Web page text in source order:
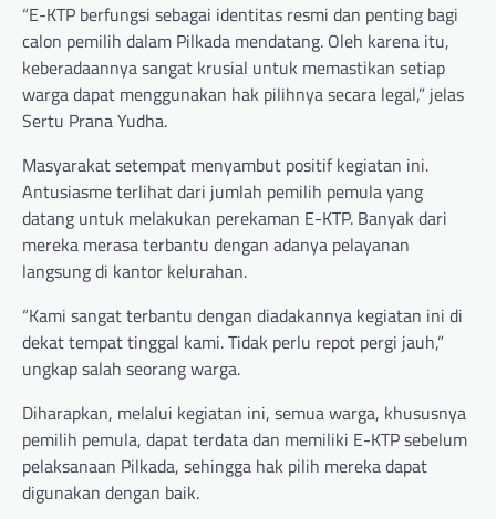
“E-KTP berfungsi sebagai identitas resmi dan penting bagi
calon pemilih dalam Pilkada mendatang. Oleh karena itu,
keberadaannya sangat krusial untuk memastikan setiap
warga dapat menggunakan hak pilihnya secara legal,” jelas
Sertu Prana Yudha.
Masyarakat setempat menyambut positif kegiatan ini.
Antusiasme terlihat dari jumlah pemilih pemula yang
datang untuk melakukan perekaman E-KTP. Banyak dari
mereka merasa terbantu dengan adanya pelayanan
langsung di kantor kelurahan.
“Kami sangat terbantu dengan diadakannya kegiatan ini di
dekat tempat tinggal kami. Tidak perlu repot pergi jauh,”
ungkap salah seorang warga.
Diharapkan, melalui kegiatan ini, semua warga, khususnya
pemilih pemula, dapat terdata dan memiliki E-KTP sebelum
pelaksanaan Pilkada, sehingga hak pilih mereka dapat
digunakan dengan baik.